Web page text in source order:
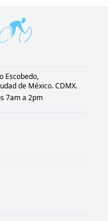
Escobedo,
de México. CDMX.
7am a 2pm